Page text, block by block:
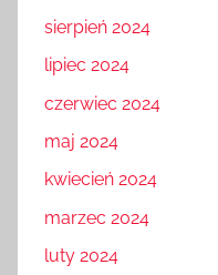
sierpień 2024
lipiec 2024
czerwiec 2024
maj 2024
kwiecień 2024
marzec 2024
luty 2024